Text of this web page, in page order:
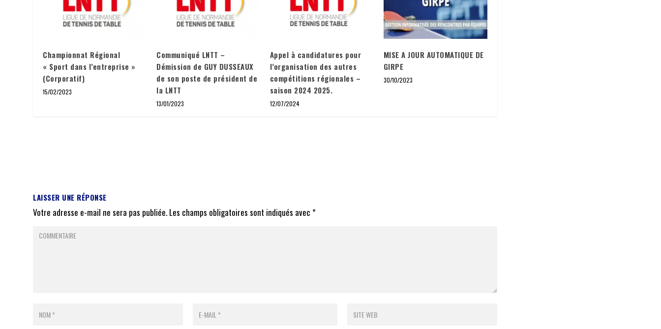
Championnat Régional
« Sport dans l’entreprise »
(Corporatif)
15/02/2023
Communiqué LNTT –
Démission de GUY DUSSEAUX
de son poste de président de
la LNTT
13/01/2023
Appel à candidatures pour
l’organisation des autres
compétitions régionales –
saison 2024 2025.
12/07/2024
MISE A JOUR AUTOMATIQUE DE
GIRPE
30/10/2023
LAISSER UNE RÉPONSE
Votre adresse e-mail ne sera pas publiée. Les champs obligatoires sont indiqués avec *